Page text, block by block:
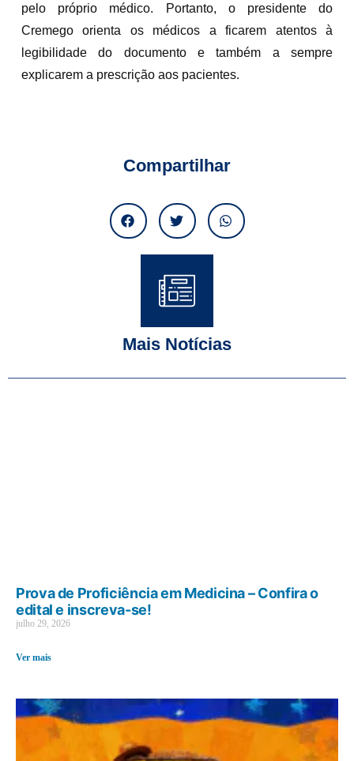
pelo próprio médico. Portanto, o presidente do
Cremego orienta os médicos a ficarem atentos à
legibilidade do documento e também a sempre
explicarem a prescrição aos pacientes.
Compartilhar
Mais Notícias
Prova de Proficiência em Medicina – Confira o
edital e inscreva-se!
julho 29, 2026
Ver mais